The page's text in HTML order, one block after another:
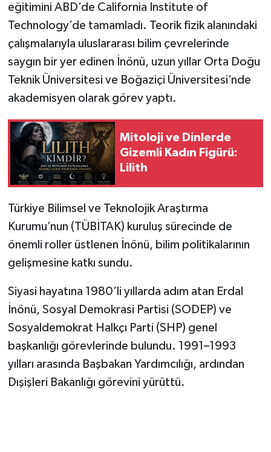
eğitimini ABD’de California Institute of
Technology’de tamamladı. Teorik fizik alanındaki
çalışmalarıyla uluslararası bilim çevrelerinde
saygın bir yer edinen İnönü, uzun yıllar Orta Doğu
Teknik Üniversitesi ve Boğaziçi Üniversitesi’nde
akademisyen olarak görev yaptı.
Mitoloji ve Dinlerde
Gizemli Kadın Figürü:
Lilith
Türkiye Bilimsel ve Teknolojik Araştırma
Kurumu’nun (TÜBİTAK) kuruluş sürecinde de
önemli roller üstlenen İnönü, bilim politikalarının
gelişmesine katkı sundu.
Siyasi hayatına 1980’li yıllarda adım atan Erdal
İnönü, Sosyal Demokrasi Partisi (SODEP) ve
Sosyaldemokrat Halkçı Parti (SHP) genel
başkanlığı görevlerinde bulundu. 1991–1993
yılları arasında Başbakan Yardımcılığı, ardından
Dışişleri Bakanlığı görevini yürüttü.